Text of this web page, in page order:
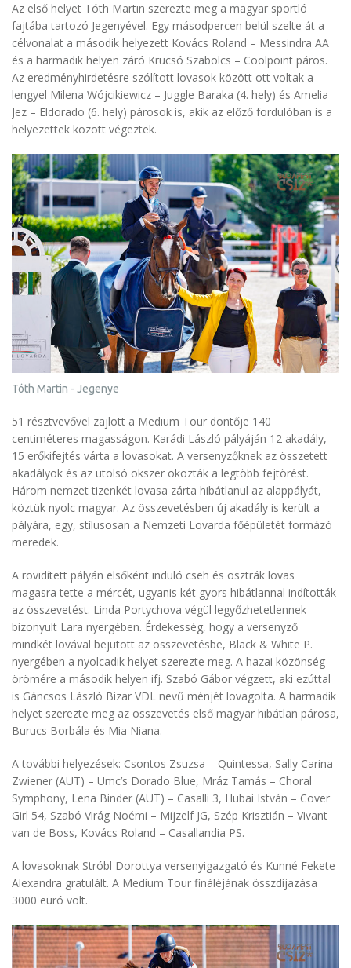
Az első helyet Tóth Martin szerezte meg a magyar sportló
fajtába tartozó Jegenyével. Egy másodpercen belül szelte át a
célvonalat a második helyezett Kovács Roland – Messindra AA
és a harmadik helyen záró Krucsó Szabolcs – Coolpoint páros.
Az eredményhirdetésre szólított lovasok között ott voltak a
lengyel Milena Wójcikiewicz – Juggle Baraka (4. hely) és Amelia
Jez – Eldorado (6. hely) párosok is, akik az előző fordulóban is a
helyezettek között végeztek.
Tóth Martin - Jegenye
51 résztvevővel zajlott a Medium Tour döntője 140
centiméteres magasságon. Karádi László pályáján 12 akadály,
15 erőkifejtés várta a lovasokat. A versenyzőknek az összetett
akadályok és az utolsó okszer okozták a legtöbb fejtörést.
Három nemzet tizenkét lovasa zárta hibátlanul az alappályát,
köztük nyolc magyar. Az összevetésben új akadály is került a
pályára, egy, stílusosan a Nemzeti Lovarda főépületét formázó
meredek.
A rövidített pályán elsőként induló cseh és osztrák lovas
magasra tette a mércét, ugyanis két gyors hibátlannal indították
az összevetést. Linda Portychova végül legyőzhetetlennek
bizonyult Lara nyergében. Érdekesség, hogy a versenyző
mindkét lovával bejutott az összevetésbe, Black & White P.
nyergében a nyolcadik helyet szerezte meg. A hazai közönség
örömére a második helyen ifj. Szabó Gábor végzett, aki ezúttal
is Gáncsos László Bizar VDL nevű ménjét lovagolta. A harmadik
helyet szerezte meg az összevetés első magyar hibátlan párosa,
Burucs Borbála és Mia Niana.
A további helyezések: Csontos Zsuzsa – Quintessa, Sally Carina
Zwiener (AUT) – Umc’s Dorado Blue, Mráz Tamás – Choral
Symphony, Lena Binder (AUT) – Casalli 3, Hubai István – Cover
Girl 54, Szabó Virág Noémi – Mijzelf JG, Szép Krisztián – Vivant
van de Boss, Kovács Roland – Casallandia PS.
A lovasoknak Stróbl Dorottya versenyigazgató és Kunné Fekete
Alexandra gratulált. A Medium Tour fináléjának összdíjazása
3000 euró volt.